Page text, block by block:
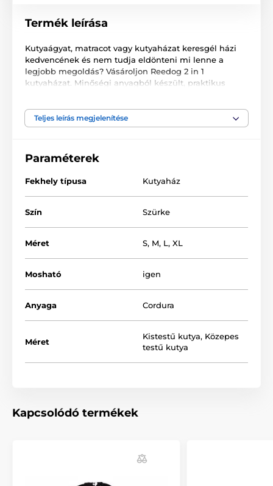
Termék leírása
Kutyaágyat, matracot vagy kutyaházat keresgél házi
kedvencének és nem tudja eldönteni mi lenne a
legjobb megoldás? Vásároljon Reedog 2 in 1
kutyaházat. Minőségi anyagból készült, praktikus
megkedveli, mivel kényelemben és biztonságban
érzik magukat! Ne habozzon és válasszon széles
Biztosan fogja értékelni kutyusa is a tetővel ellátott
luxus fekhelyet, ahol kényelmesen pihenhet és
biztonságban érezheti magát.
Teljes leírás megjelenítése
Paraméterek
Fekhely típusa Kutyaház
Szín Szürke
Méret S, M, L, XL
Mosható igen
Anyaga Cordura
Méret
Kistestű kutya, Közepes
testű kutya
Kapcsolódó termékek